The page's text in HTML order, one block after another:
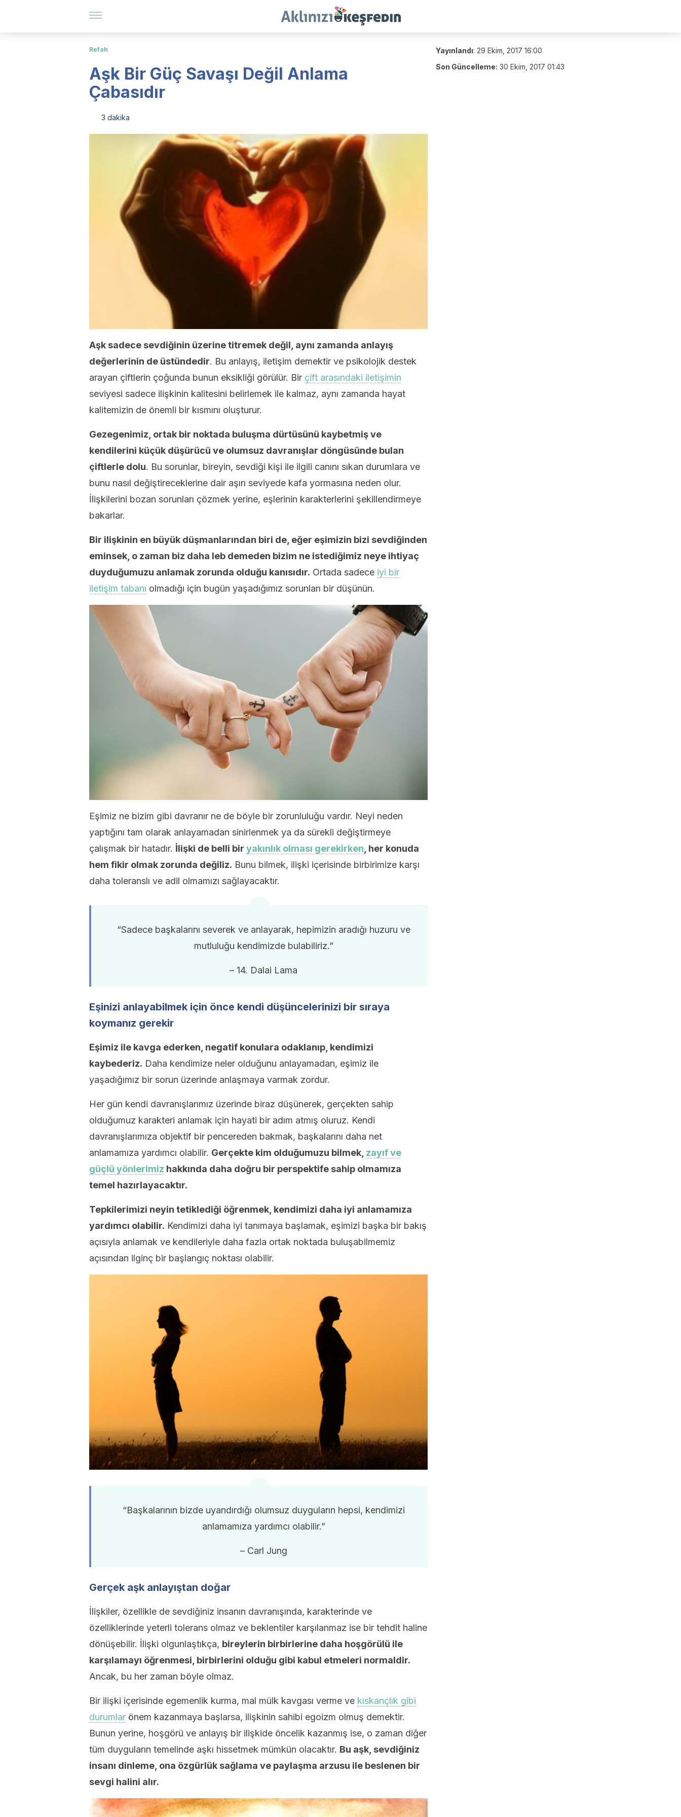
Refah
Aşk Bir Güç Savaşı Değil Anlama
Çabasıdır
3 dakika
Aşk sadece sevdiğinin üzerine titremek değil, aynı zamanda anlayış
değerlerinin de üstündedir. Bu anlayış, iletişim demektir ve psikolojik destek
arayan çiftlerin çoğunda bunun eksikliği görülür. Bir çift arasındaki iletişimin
seviyesi sadece ilişkinin kalitesini belirlemek ile kalmaz, aynı zamanda hayat
kalitemizin de önemli bir kısmını oluşturur.
Gezegenimiz, ortak bir noktada buluşma dürtüsünü kaybetmiş ve
kendilerini küçük düşürücü ve olumsuz davranışlar döngüsünde bulan
çiftlerle dolu. Bu sorunlar, bireyin, sevdiği kişi ile ilgili canını sıkan durumlara ve
bunu nasıl değiştireceklerine dair aşırı seviyede kafa yormasına neden olur.
İlişkilerini bozan sorunları çözmek yerine, eşlerinin karakterlerini şekillendirmeye
bakarlar.
Bir ilişkinin en büyük düşmanlarından biri de, eğer eşimizin bizi sevdiğinden
eminsek, o zaman biz daha leb demeden bizim ne istediğimiz neye ihtiyaç
duyduğumuzu anlamak zorunda olduğu kanısıdır. Ortada sadece iyi bir
iletişim tabanı olmadığı için bugün yaşadığımız sorunları bir düşünün.
Eşimiz ne bizim gibi davranır ne de böyle bir zorunluluğu vardır. Neyi neden
yaptığını tam olarak anlayamadan sinirlenmek ya da sürekli değiştirmeye
çalışmak bir hatadır. İlişki de belli bir yakınlık olması gerekirken , her konuda
hem fikir olmak zorunda değiliz. Bunu bilmek, ilişki içerisinde birbirimize karşı
daha toleranslı ve adil olmamızı sağlayacaktır.
“Sadece başkalarını severek ve anlayarak, hepimizin aradığı huzuru ve
mutluluğu kendimizde bulabiliriz.”
– 14. Dalai Lama
Eşinizi anlayabilmek için önce kendi düşüncelerinizi bir sıraya
koymanız gerekir
Eşimiz ile kavga ederken, negatif konulara odaklanıp, kendimizi
kaybederiz. Daha kendimize neler olduğunu anlayamadan, eşimiz ile
yaşadığımız bir sorun üzerinde anlaşmaya varmak zordur.
Her gün kendi davranışlarımız üzerinde biraz düşünerek, gerçekten sahip
olduğumuz karakteri anlamak için hayati bir adım atmış oluruz. Kendi
davranışlarımıza objektif bir pencereden bakmak, başkalarını daha net
anlamamıza yardımcı olabilir. Gerçekte kim olduğumuzu bilmek, zayıf ve
güçlü yönlerimiz hakkında daha doğru bir perspektife sahip olmamıza
temel hazırlayacaktır.
Tepkilerimizi neyin tetiklediği öğrenmek, kendimizi daha iyi anlamamıza
yardımcı olabilir. Kendimizi daha iyi tanımaya başlamak, eşimizi başka bir bakış
açısıyla anlamak ve kendileriyle daha fazla ortak noktada buluşabilmemiz
açısından ilginç bir başlangıç ​​noktası olabilir.
“Başkalarının bizde uyandırdığı olumsuz duyguların hepsi, kendimizi
anlamamıza yardımcı olabilir.”
– Carl Jung
Gerçek aşk anlayıştan doğar
İlişkiler, özellikle de sevdiğiniz insanın davranışında, karakterinde ve
özelliklerinde yeterli tolerans olmaz ve beklentiler karşılanmaz ise bir tehdit haline
dönüşebilir. İlişki olgunlaştıkça, bireylerin birbirlerine daha hoşgörülü ile
karşılamayı öğrenmesi, birbirlerini olduğu gibi kabul etmeleri normaldir.
Ancak, bu her zaman böyle olmaz.
Bir ilişki içerisinde egemenlik kurma, mal mülk kavgası verme ve kıskançlık gibi
durumlar önem kazanmaya başlarsa, ilişkinin sahibi egoizm olmuş demektir.
Bunun yerine, hoşgörü ve anlayış bir ilişkide öncelik kazanmış ise, o zaman diğer
tüm duyguların temelinde aşkı hissetmek mümkün olacaktır. Bu aşk, sevdiğiniz
insanı dinleme, ona özgürlük sağlama ve paylaşma arzusu ile beslenen bir
sevgi halini alır.
Yayınlandı: 29 Ekim, 2017 16:00
Son Güncelleme: 30 Ekim, 2017 01:43